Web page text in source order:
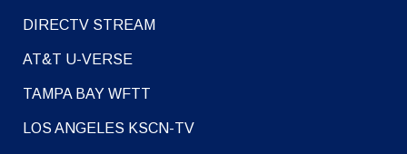
DIRECTV STREAM
AT&T U-VERSE
TAMPA BAY WFTT
LOS ANGELES KSCN-TV